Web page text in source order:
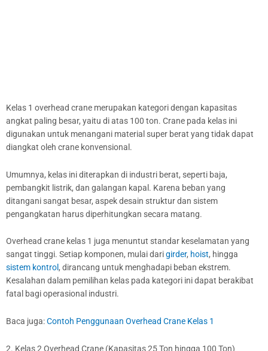
Kelas 1 overhead crane merupakan kategori dengan kapasitas
angkat paling besar, yaitu di atas 100 ton. Crane pada kelas ini
digunakan untuk menangani material super berat yang tidak dapat
diangkat oleh crane konvensional.
Umumnya, kelas ini diterapkan di industri berat, seperti baja,
pembangkit listrik, dan galangan kapal. Karena beban yang
ditangani sangat besar, aspek desain struktur dan sistem
pengangkatan harus diperhitungkan secara matang.
Overhead crane kelas 1 juga menuntut standar keselamatan yang
sangat tinggi. Setiap komponen, mulai darigirder, hoist, hingga
sistem kontrol, dirancang untuk menghadapi beban ekstrem.
Kesalahan dalam pemilihan kelas pada kategori ini dapat berakibat
fatal bagi operasional industri.
Baca juga:Contoh Penggunaan Overhead Crane Kelas 1
2. Kelas 2 Overhead Crane (Kapasitas 25 Ton hingga 100 Ton)